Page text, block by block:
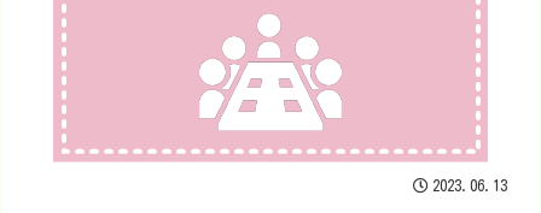
2023.06.13